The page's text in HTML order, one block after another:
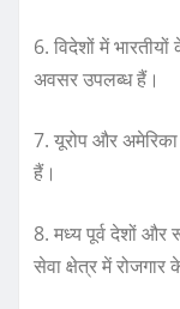
6. विदेशों में
अवसर उपलब्ध हैं।
7. यूरोप और अमेरिका
हैं।
8. मध्य पूर्व देशों और
सेवा क्षेत्र में